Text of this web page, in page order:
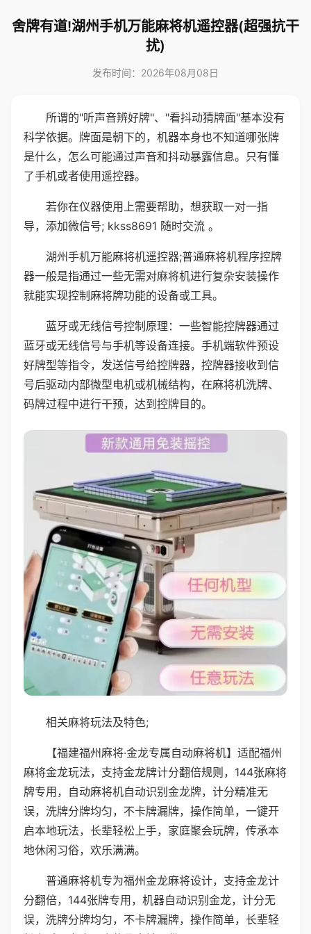
舍牌有道!湖州手机万能麻将机遥控器(超强抗干
扰)
发布时间：2026年08月08日
所谓的"听声音辨好牌"、"看抖动猜牌面"基本没有
科学依据。牌面是朝下的，机器本身也不知道哪张牌
是什么，怎么可能通过声音和抖动暴露信息。只有懂
了手机或者使用遥控器。
若你在仪器使用上需要帮助，想获取一对一指
导，添加微信号; kkss8691 随时交流 。
湖州手机万能麻将机遥控器;普通麻将机程序控牌
器一般是指通过一些无需对麻将机进行复杂安装操作
就能实现控制麻将牌功能的设备或工具。
蓝牙或无线信号控制原理：一些智能控牌器通过
蓝牙或无线信号与手机等设备连接。手机端软件预设
好牌型等指令，发送信号给控牌器，控牌器接收到信
号后驱动内部微型电机或机械结构，在麻将机洗牌、
码牌过程中进行干预，达到控牌目的。
相关麻将玩法及特色;
【福建福州麻将·金龙专属自动麻将机】适配福州
麻将金龙玩法，支持金龙牌计分翻倍规则，144张麻将
牌专用，自动麻将机自动识别金龙牌，计分精准无
误，洗牌分牌均匀，不卡牌漏牌，操作简单，一键开
启本地玩法，长辈轻松上手，家庭聚会玩牌，传承本
地休闲习俗，欢乐满满。
普通麻将机专为福州金龙麻将设计，支持金龙计
分翻倍，144张牌专用，机器自动识别金龙，计分无
误，洗牌分牌均匀，不卡牌漏牌，操作简单，长辈轻